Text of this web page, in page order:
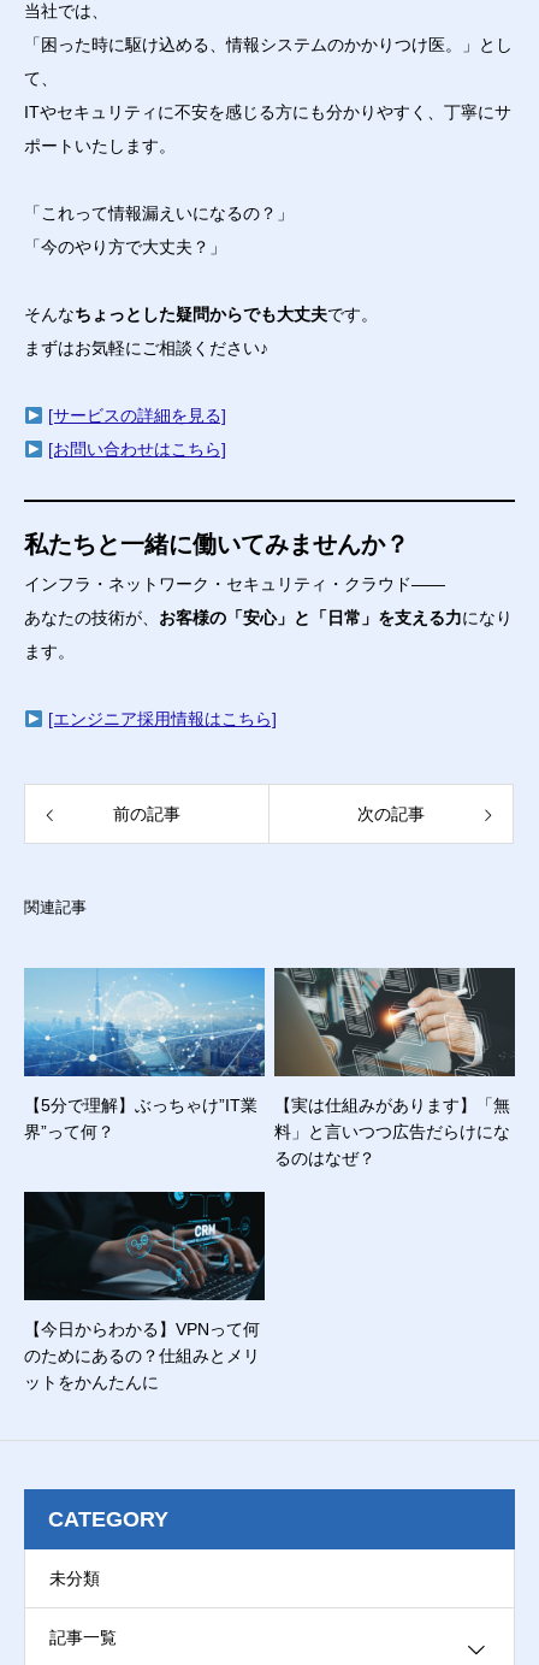
当社では、
「困った時に駆け込める、情報システムのかかりつけ医。」とし
て、
ITやセキュリティに不安を感じる方にも分かりやすく、丁寧にサ
ポートいたします。
「これって情報漏えいになるの？」
「今のやり方で大丈夫？」
そんなちょっとした疑問からでも大丈夫です。
まずはお気軽にご相談ください♪
[サービスの詳細を見る]
[お問い合わせはこちら]
私たちと一緒に働いてみませんか？
インフラ・ネットワーク・セキュリティ・クラウド――
あなたの技術が、 お客様の「安心」と「日常」を支える力になり
ます。
[エンジニア採用情報はこちら]
前の記事 次の記事
関連記事
【5分で理解】ぶっちゃけ”IT業
界”って何？
【実は仕組みがあります】「無
料」と言いつつ広告だらけにな
るのはなぜ？
【今日からわかる】VPNって何
のためにあるの？仕組みとメリ
ットをかんたんに
CATEGORY
未分類
記事一覧